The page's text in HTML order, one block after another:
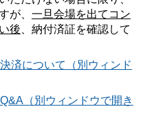
が、 一旦会場を出てコン
後 、納付済証を確認して
済について（別ウィンド
（別ウィンドウで開き